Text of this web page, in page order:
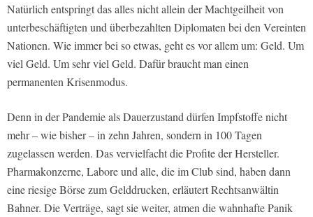
Natürlich entspringt das alles nicht allein der Machtgeilheit von
unterbeschäftigten und überbezahlten Diplomaten bei den Vereinten
Nationen. Wie immer bei so etwas, geht es vor allem um: Geld. Um
viel Geld. Um sehr viel Geld. Dafür braucht man einen
permanenten Krisenmodus.
Denn in der Pandemie als Dauerzustand dürfen Impfstoffe nicht
mehr – wie bisher – in zehn Jahren, sondern in 100 Tagen
zugelassen werden. Das vervielfacht die Profite der Hersteller.
Pharmakonzerne, Labore und alle, die im Club sind, haben dann
eine riesige Börse zum Gelddrucken, erläutert Rechtsanwältin
Bahner. Die Verträge, sagt sie weiter, atmen die wahnhafte Panik